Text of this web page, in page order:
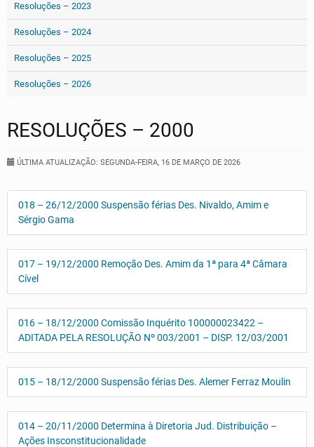
Resoluções – 2023
Resoluções – 2024
Resoluções – 2025
Resoluções – 2026
RESOLUÇÕES – 2000
ÚLTIMA ATUALIZAÇÃO: SEGUNDA-FEIRA, 16 DE MARÇO DE 2026
018 – 26/12/2000 Suspensão férias Des. Nivaldo, Amim e
Sérgio Gama
017 – 19/12/2000 Remoção Des. Amim da 1ª para 4ª Câmara
Cível
016 – 18/12/2000 Comissão Inquérito 100000023422 –
ADITADA PELA RESOLUÇÃO Nº 003/2001 – DISP. 12/03/2001
015 – 18/12/2000 Suspensão férias Des. Alemer Ferraz Moulin
014 – 20/11/2000 Determina à Diretoria Jud. Distribuição –
Ações Insconstitucionalidade